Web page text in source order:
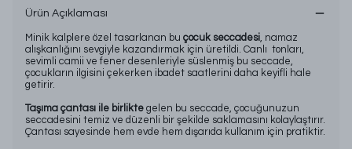
Ürün Açıklaması
Minik kalplere özel tasarlanan bu çocuk seccadesi, namaz
alışkanlığını sevgiyle kazandırmak için üretildi. Canlı tonları,
sevimli camii ve fener desenleriyle süslenmiş bu seccade,
çocukların ilgisini çekerken ibadet saatlerini daha keyifli hale
getirir.
Taşıma çantası ile birlikte gelen bu seccade, çocuğunuzun
seccadesini temiz ve düzenli bir şekilde saklamasını kolaylaştırır.
Çantası sayesinde hem evde hem dışarıda kullanım için pratiktir.